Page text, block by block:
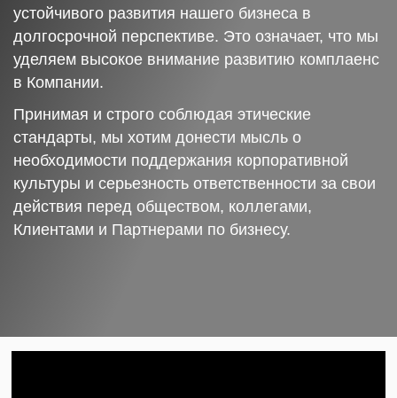
устойчивого развития нашего бизнеса в
долгосрочной перспективе. Это означает, что мы
уделяем высокое внимание развитию комплаенс
в Компании.
Принимая и строго соблюдая этические
стандарты, мы хотим донести мысль о
необходимости поддержания корпоративной
культуры и серьезность ответственности за свои
действия перед обществом, коллегами,
Клиентами и Партнерами по бизнесу.